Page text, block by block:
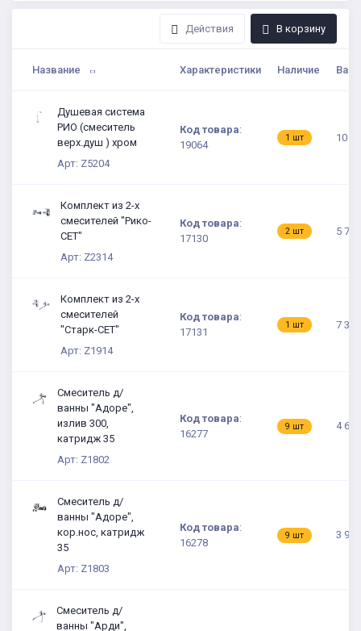
Действия В корзину
Название Характеристики Наличие
Душевая система
РИО (смеситель
верх.душ ) хром
Арт: Z5204
Код товара:
19064
1 шт 10
Комплект из 2-х
смесителей "Рико-
СЕТ"
Арт: Z2314
Код товара:
17130
2 шт 5
Комплект из 2-х
смесителей
"Старк-СЕТ"
Арт: Z1914
Код товара:
17131
1 шт 7
Смеситель д/
ванны "Адоре",
излив 300,
катридж 35
Арт: Z1802
Код товара:
16277
9 шт 4
Смеситель д/
ванны "Адоре",
кор.нос, катридж
35
Арт: Z1803
Код товара:
16278
9 шт 3
Смеситель д/
ванны "Арди",